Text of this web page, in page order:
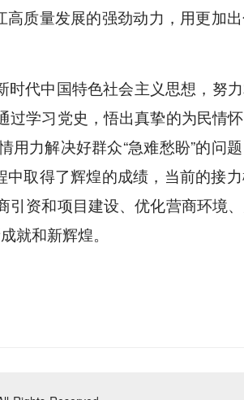
质量发展的强劲动力，用更加
代中国特色社会主义思想，努
学习党史，悟出真挚的为民情
力解决好群众“急难愁盼”的问题
取得了辉煌的成绩，当前的接
资和项目建设、优化营商环境
就和新辉煌。